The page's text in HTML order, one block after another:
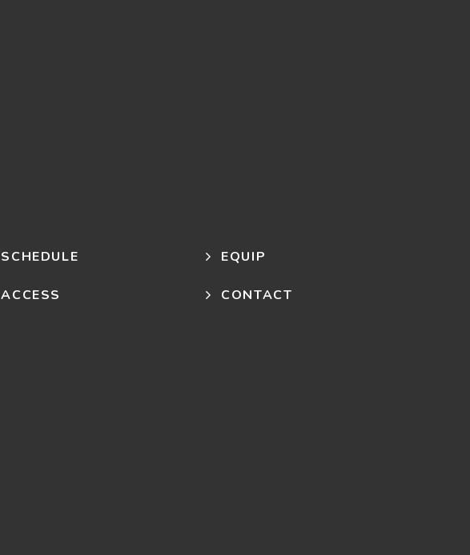
SCHEDULE EQUIP
ACCESS CONTACT